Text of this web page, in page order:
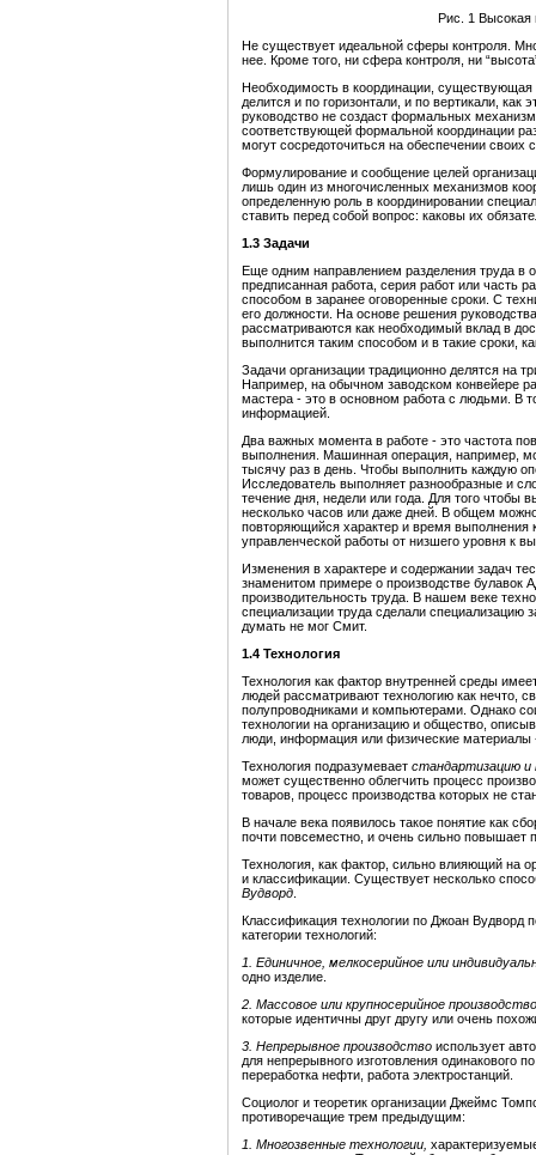
Рис. 1 Высокая
Не существует идеальной сферы контроля.
нее. Кроме того, ни сфера контроля, ни
Необходимость в координации, существующая
делится и по горизонтали, и по вертикали,
руководство не создаст формальных
соответствующей формальной координации
могут сосредоточиться на обеспечении своих
Формулирование и сообщение целей
лишь один из многочисленных механизмов
определенную роль в координировании
ставить перед собой вопрос: каковы их
1.3 Задачи
Еще одним направлением разделения труда в
предписанная работа, серия работ или часть
способом в заранее оговоренные сроки. С
его должности. На основе решения
рассматриваются как необходимый вклад в
выполнится таким способом и в такие сроки,
Задачи организации традиционно делятся на
Например, на обычном заводском конвейере
мастера - это в основном работа с людьми. В
информацией.
Два важных момента в работе - это частота
выполнения. Машинная операция, например,
тысячу раз в день. Чтобы выполнить каждую
Исследователь выполняет разнообразные и
течение дня, недели или года. Для того чтобы
несколько часов или даже дней. В общем
повторяющийся характер и время выполнения
управленческой работы от низшего уровня к
Изменения в характере и содержании задач
знаменитом примере о производстве булавок
производительность труда. В нашем веке
специализации труда сделали специализацию
думать не мог Смит.
1.4 Технология
Технология как фактор внутренней среды
людей рассматривают технологию как нечто,
полупроводниками и компьютерами. Однако
технологии на организацию и общество,
люди, информация или физические материалы
Технология подразумевает стандартизацию и
может существенно облегчить процесс
товаров, процесс производства которых не
В начале века появилось такое понятие как
почти повсеместно, и очень сильно повышает
Технология, как фактор, сильно влияющий на
и классификации. Существует несколько
Вудворд
Классификация технологии по Джоан Вудворд
категории технологий:
1. Единичное, мелкосерийное или
одно изделие.
2. Массовое или крупносерийное производство
которые идентичны друг другу или очень
3. Непрерывное производство использует
для непрерывного изготовления одинакового
переработка нефти, работа электростанций.
Социолог и теоретик организации Джеймс
противоречащие трем предыдущим:
1. Многозвенные технологии,